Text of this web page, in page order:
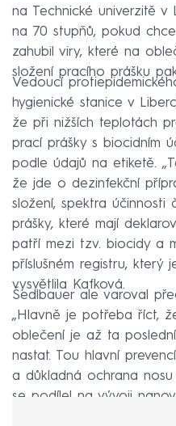
na Technické univerzitě v
na 70 stupňů, pokud
zahubil viry, které na
složení pracího prášku
Vedoucí
hygienické stanice v
že při nižších teplotách
prací prášky s biocidním
podle údajů na etiketě.
že jde o dezinfekční
složení, spektra účinnosti
prášky, které mají
patří mezi tzv. biocidy a
příslušném registru, který
vysvětlila Kafková.
Šedlbauer ale varoval
„Hlavně je potřeba říct,
oblečení je až ta
nastat. Tou hlavní
a důkladná ochrana
se podílel na vývoji